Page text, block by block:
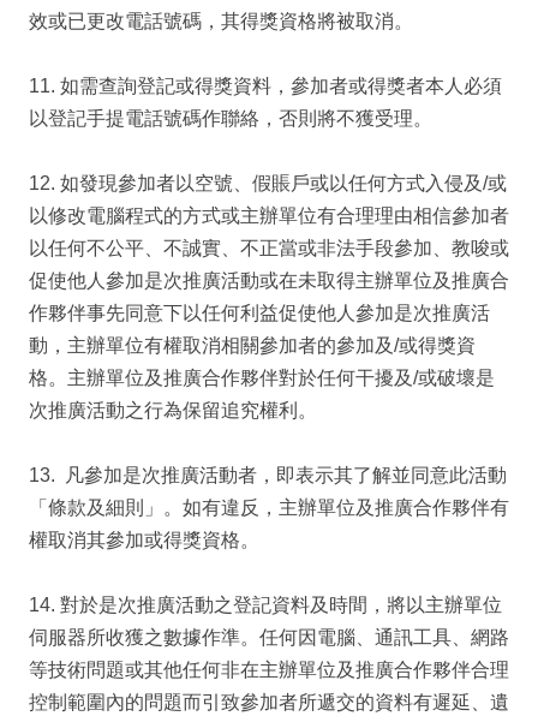
效或已更改電話號碼，其得獎資格將被取消。
11. 如需查詢登記或得獎資料，參加者或得獎者本人必須
以登記手提電話號碼作聯絡，否則將不獲受理。
12. 如發現參加者以空號、假賬戶或以任何方式入侵及/或
以修改電腦程式的方式或主辦單位有合理理由相信參加者
以任何不公平、不誠實、不正當或非法手段參加、教唆或
促使他人參加是次推廣活動或在未取得主辦單位及推廣合
作夥伴事先同意下以任何利益促使他人參加是次推廣活
動，主辦單位有權取消相關參加者的參加及/或得獎資
格。主辦單位及推廣合作夥伴對於任何干擾及/或破壞是
次推廣活動之行為保留追究權利。
13. 凡參加是次推廣活動者，即表示其了解並同意此活動
「條款及細則」。如有違反，主辦單位及推廣合作夥伴有
權取消其參加或得獎資格。
14. 對於是次推廣活動之登記資料及時間，將以主辦單位
伺服器所收獲之數據作準。任何因電腦、通訊工具、網路
等技術問題或其他任何非在主辦單位及推廣合作夥伴合理
控制範圍內的問題而引致參加者所遞交的資料有遲延、遺